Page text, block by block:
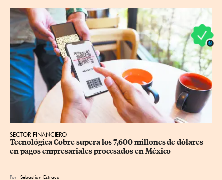
SECTOR FINANCIERO
Tecnológica Cobre supera los 7,600 millones de dólares
en pagos empresariales procesados en México
Por Sebastian Estrada